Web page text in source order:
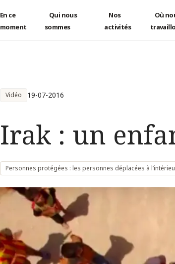
En ce
moment
Qui nous
sommes
Nos
activités
Où
Vidéo 19-07-2016
Irak : un
Personnes protégées : les personnes déplacées à